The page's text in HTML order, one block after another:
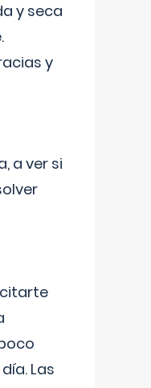
y seca
y
a ver si
Las